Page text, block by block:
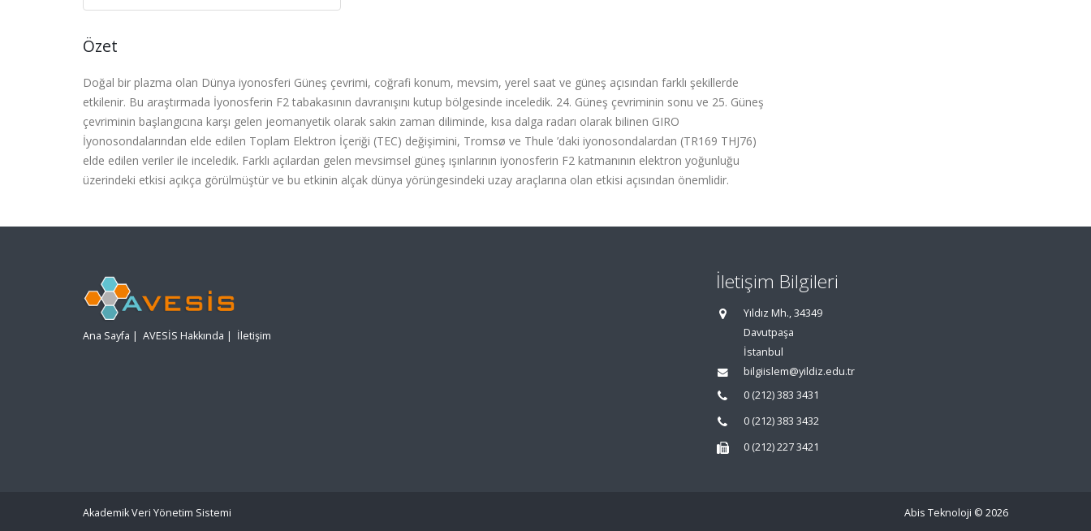
Özet
Doğal bir plazma olan Dünya iyonosferi Güneş çevrimi, coğrafi konum, mevsim, yerel saat ve güneş açısından farklı şekillerde
etkilenir. Bu araştırmada İyonosferin F2 tabakasının davranışını kutup bölgesinde inceledik. 24. Güneş çevriminin sonu ve 25. Güneş
çevriminin başlangıcına karşı gelen jeomanyetik olarak sakin zaman diliminde, kısa dalga radarı olarak bilinen GIRO
İyonosondalarından elde edilen Toplam Elektron İçeriği (TEC) değişimini, Tromsø ve Thule ’daki iyonosondalardan (TR169 THJ76)
elde edilen veriler ile inceledik. Farklı açılardan gelen mevsimsel güneş ışınlarının iyonosferin F2 katmanının elektron yoğunluğu
üzerindeki etkisi açıkça görülmüştür ve bu etkinin alçak dünya yörüngesindeki uzay araçlarına olan etkisi açısından önemlidir.
Ana Sayfa | AVESİS Hakkında | İletişim
İletişim Bilgileri
Yıldız Mh., 34349
Davutpaşa
İstanbul
bilgiislem@yildiz.edu.tr
0 (212) 383 3431
0 (212) 383 3432
0 (212) 227 3421
Akademik Veri Yönetim Sistemi Abis Teknoloji © 2026